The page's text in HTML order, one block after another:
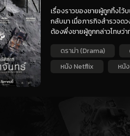
เรื่องราวของชายผู้ถูกทิ้งไว้
กลับมา เมื่อภารกิจสำรวจด
ต้องพึ่งชายผู้ถูกกล่าวโทษว่า
ดราม่า (Drama)
หนัง Netflix
หนั